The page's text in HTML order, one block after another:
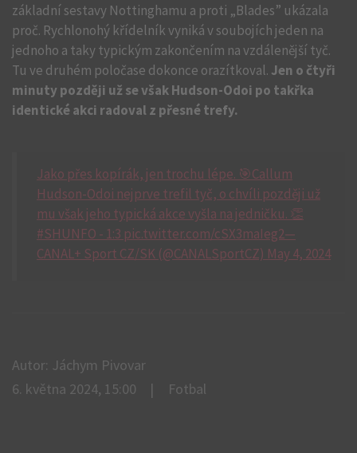
základní sestavy Nottinghamu a proti „Blades” ukázala
proč. Rychlonohý křídelník vyniká v soubojích jeden na
jednoho a taky typickým zakončením na vzdálenější tyč.
Tu ve druhém poločase dokonce orazítkoval. Jen o čtyři
minuty později už se však Hudson-Odoi po takřka
identické akci radoval z přesné trefy.
Jako přes kopírák, jen trochu lépe. 🎯Callum
Hudson-Odoi nejprve trefil tyč, o chvíli později už
mu však jeho typická akce vyšla na jedničku. 👏
#SHUNFO - 1:3 pic.twitter.com/cSX3maIeg2—
CANAL+ Sport CZ/SK (@CANALSportCZ) May 4, 2024
Autor: Jáchym Pivovar
6. května 2024, 15:00
Fotbal